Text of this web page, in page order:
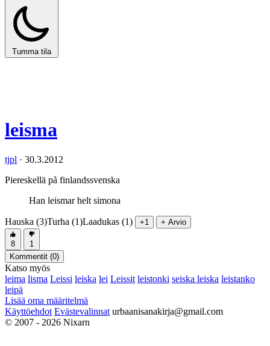
Tumma tila
leisma
tjpl · 30.3.2012
Piereskellä på finlandssvenska
Han leismar helt simona
Hauska (3)Turha (1)Laadukas (1) +1 + Arvio
8
1
Kommentit (0)
Katso myös
leima lisma Leissi leiska lei Leissit leistonki seiska leiska leistanko
leipä
Lisää oma määritelmä
Käyttöehdot Evästevalinnat urbaanisanakirja@gmail.com
© 2007 - 2026 Nixarn